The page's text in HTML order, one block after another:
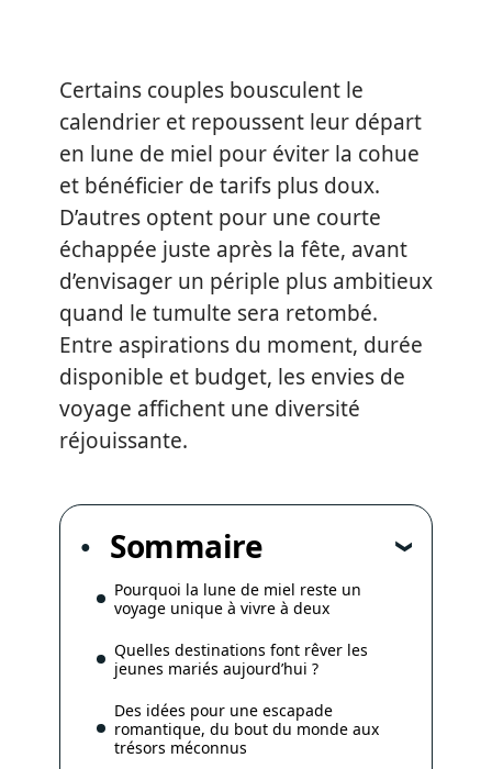
Certains couples bousculent le
calendrier et repoussent leur départ
en lune de miel pour éviter la cohue
et bénéficier de tarifs plus doux.
D’autres optent pour une courte
échappée juste après la fête, avant
d’envisager un périple plus ambitieux
quand le tumulte sera retombé.
Entre aspirations du moment, durée
disponible et budget, les envies de
voyage affichent une diversité
réjouissante.
Sommaire
Pourquoi la lune de miel reste un
voyage unique à vivre à deux
Quelles destinations font rêver les
jeunes mariés aujourd’hui ?
Des idées pour une escapade
romantique, du bout du monde aux
trésors méconnus